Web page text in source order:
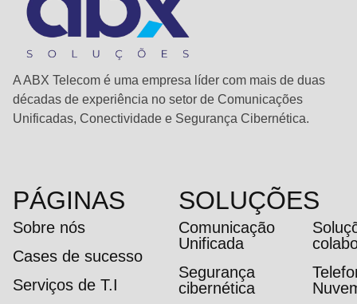
A ABX Telecom é uma empresa líder com mais de duas
décadas de experiência no setor de Comunicações
Unificadas, Conectividade e Segurança Cibernética.
PÁGINAS
Sobre nós
Cases de sucesso
Serviços de T.I
SOLUÇÕES
Comunicação
Unificada
Segurança
cibernética